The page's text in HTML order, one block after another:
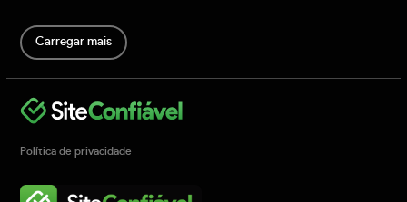
Carregar mais
Política de privacidade